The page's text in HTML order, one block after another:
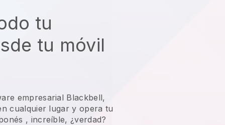
tu
tu móvil
empresarial Blackbell,
cualquier lugar yopera tu
, increíble, ¿verdad?